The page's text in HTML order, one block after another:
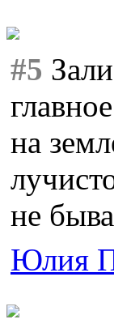
#5
на
не
Юлия